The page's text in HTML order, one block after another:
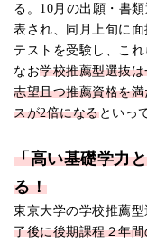
る。10月の出願・書
表され、同月上旬に
テストを受験し、こ
なお学校推薦型選抜
志望且つ推薦資格を
スが2倍になるといっ
「高い基礎学力
る！
東京大学の学校推薦型
了後に後期課程２年